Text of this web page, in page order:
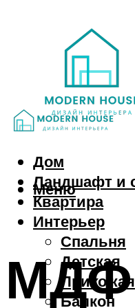
Дом
Ландшафт и
Квартира
Интерьер
Спальня
Детская
Прихожая
Балкон
Меню